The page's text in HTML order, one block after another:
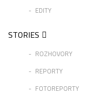
EDITY
STORIES
ROZHOVORY
REPORTY
FOTOREPORTY